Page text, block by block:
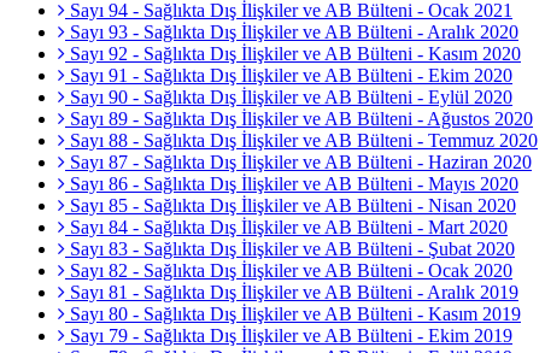
Sayı 94 - Sağlıkta Dış İlişkiler ve AB Bülteni - Ocak 2021
Sayı 93 - Sağlıkta Dış İlişkiler ve AB Bülteni - Aralık 2020
Sayı 92 - Sağlıkta Dış İlişkiler ve AB Bülteni - Kasım 2020
Sayı 91 - Sağlıkta Dış İlişkiler ve AB Bülteni - Ekim 2020
Sayı 90 - Sağlıkta Dış İlişkiler ve AB Bülteni - Eylül 2020
Sayı 89 - Sağlıkta Dış İlişkiler ve AB Bülteni - Ağustos 2020
Sayı 88 - Sağlıkta Dış İlişkiler ve AB Bülteni - Temmuz 2020
Sayı 87 - Sağlıkta Dış İlişkiler ve AB Bülteni - Haziran 2020
Sayı 86 - Sağlıkta Dış İlişkiler ve AB Bülteni - Mayıs 2020
Sayı 85 - Sağlıkta Dış İlişkiler ve AB Bülteni - Nisan 2020
Sayı 84 - Sağlıkta Dış İlişkiler ve AB Bülteni - Mart 2020
Sayı 83 - Sağlıkta Dış İlişkiler ve AB Bülteni - Şubat 2020
Sayı 82 - Sağlıkta Dış İlişkiler ve AB Bülteni - Ocak 2020
Sayı 81 - Sağlıkta Dış İlişkiler ve AB Bülteni - Aralık 2019
Sayı 80 - Sağlıkta Dış İlişkiler ve AB Bülteni - Kasım 2019
Sayı 79 - Sağlıkta Dış İlişkiler ve AB Bülteni - Ekim 2019